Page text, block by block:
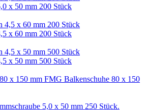
x 50 mm 200 Stück
x 60 mm 200 Stück
x 50 mm 500 Stück
FMG Balkenschuhe 80 x 150